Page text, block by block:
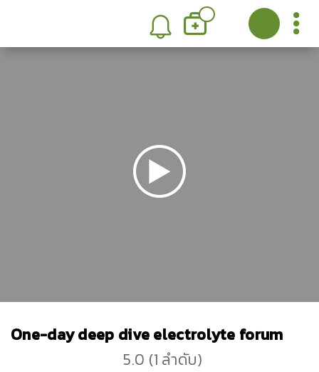
One-day deep dive electrolyte forum
5.0 (1 ลำดับ)